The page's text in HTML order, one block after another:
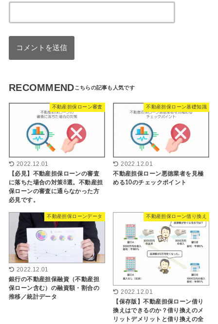
RECOMMEND
不動産担保ローン審査
2022.12.01
【必見】不動産担保ローンの審査
に落ちた場合の対策8選。不動産担
保ローンの審査に通らなかった方
必見です。
不動産担保ローン基礎知識
2022.12.01
不動産担保ローン悪徳業者を見極
める10のチェックポイント
不動産担保ローンデータ
2022.12.01
銀行の不動産担保融資（不動産担
保ローン含む）の融資額・割合の
推移／統計データ
不動産担保ローン借り換え
2022.12.01
【保存版】不動産担保ローン借り
換えはできるのか？借り換えのメ
リットデメリットと借り換えの全